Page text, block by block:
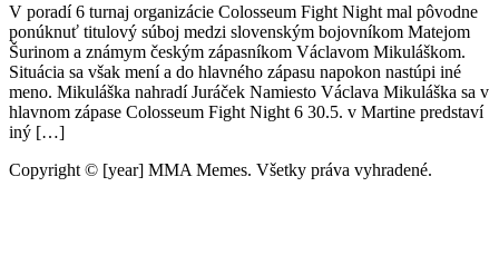
V poradí 6 turnaj organizácie Colosseum Fight Night mal pôvodne
ponúknuť titulový súboj medzi slovenským bojovníkom Matejom
Šurinom a známym českým zápasníkom Václavom Mikuláškom.
Situácia sa však mení a do hlavného zápasu napokon nastúpi iné
meno. Mikuláška nahradí Juráček Namiesto Václava Mikuláška sa v
hlavnom zápase Colosseum Fight Night 6 30.5. v Martine predstaví
iný […]
Copyright © [year] MMA Memes. Všetky práva vyhradené.